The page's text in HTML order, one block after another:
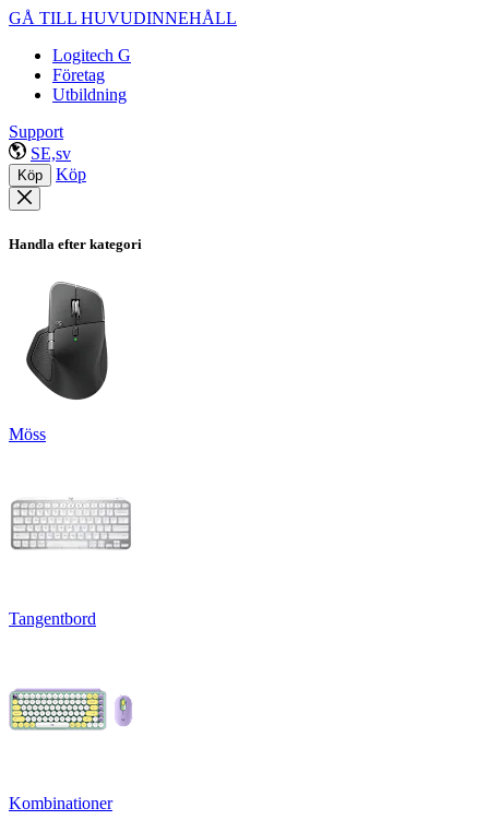
GÅ TILL HUVUDINNEHÅLL
Logitech G
Företag
Utbildning
Support
SE,sv
Köp Köp
Handla efter kategori
Möss
Tangentbord
Kombinationer